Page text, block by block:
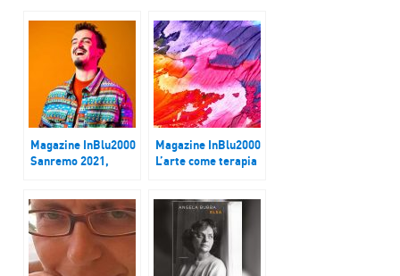
Magazine InBlu2000
Sanremo 2021,
Magazine InBlu2000
L’arte come terapia